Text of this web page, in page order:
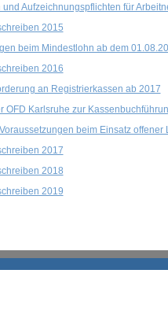
und Aufzeichnungspflichten für
2015
beim Mindestlohn ab dem
2016
an Registrierkassen ab 2017
OFD Karlsruhe zur
beim Einsatz
2017
2018
2019